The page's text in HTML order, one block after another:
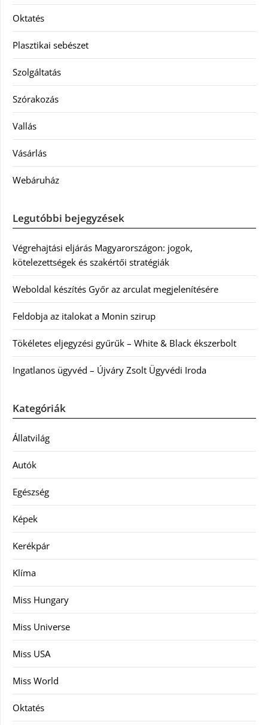
Oktatés
Plasztikai sebészet
Szolgáltatás
Szórakozás
Vallás
Vásárlás
Webáruház
Legutóbbi bejegyzések
Végrehajtási eljárás Magyarországon: jogok,
kötelezettségek és szakértői stratégiák
Weboldal készítés Győr az arculat megjelenítésére
Feldobja az italokat a Monin szirup
Tökéletes eljegyzési gyűrűk – White & Black ékszerbolt
Ingatlanos ügyvéd – Újváry Zsolt Ügyvédi Iroda
Kategóriák
Állatvilág
Autók
Egészség
Képek
Kerékpár
Klíma
Miss Hungary
Miss Universe
Miss USA
Miss World
Oktatés